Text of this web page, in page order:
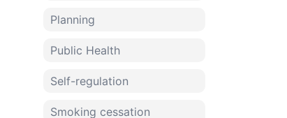
Planning
Public Health
Self-regulation
Smoking cessation